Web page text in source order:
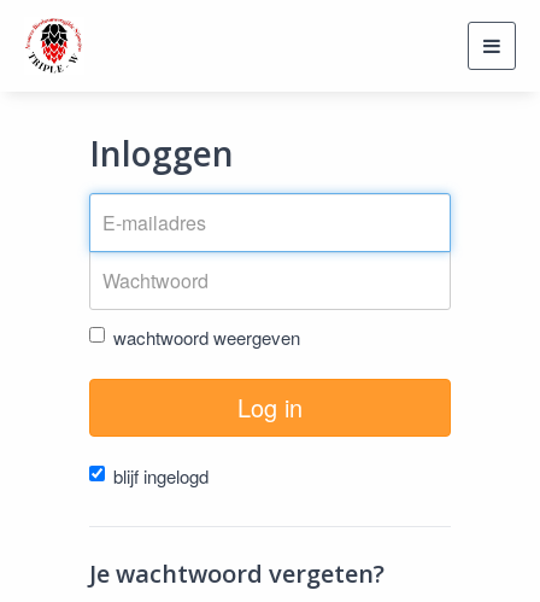
Inloggen
wachtwoord weergeven
Log in
blijf ingelogd
Je wachtwoord vergeten?